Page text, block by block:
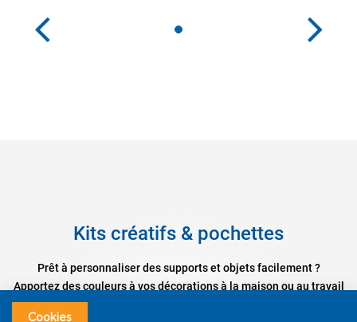
Kits créatifs & pochettes
Prêt à personnaliser des supports et objets facilement ?
Apportez des couleurs à vos décorations à la maison ou au travail
grâce aux pochettes Pintor et à ses kits créatifs !
Cookies